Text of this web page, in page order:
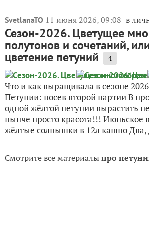
SvetlanaTO 11 июня 2026, 09:08 в
Сезон-2026. Цветущее
полутонов и сочетаний,
цветение петуний 4
Что и как выращивала в сезоне
Петунии: посев второй партии В
одной жёлтой петунии вырастить
нынче просто красота!!! Июньское
жёлтые солнышки в 12л кашпо Два,
Смотрите все материалыпро